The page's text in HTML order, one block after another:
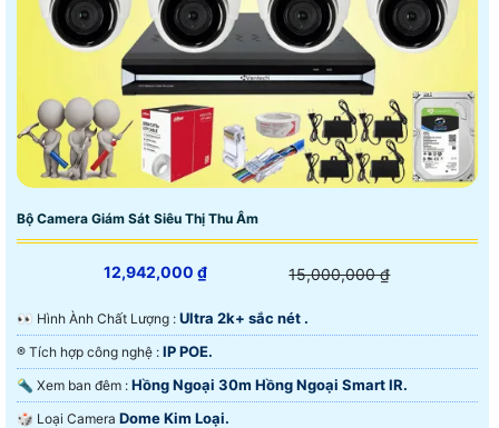
Bộ Camera Giám Sát Siêu Thị Thu Âm
12,942,000 ₫ 15,000,000 ₫
️👀 Hình Ành Chất Lượng : Ultra 2k+ sắc nét .
®️ Tích hợp công nghệ : IP POE.
🔦 Xem ban đêm : Hồng Ngoại 30m Hồng Ngoại Smart IR.
🎲 Loại Camera Dome Kim Loại.